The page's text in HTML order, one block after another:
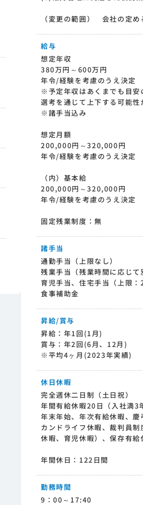
（変更の範囲） 会社の定め
給与
想定年収
380万円～600万円
年令/経験を考慮のうえ決定
※予定年収はあくまでも目安
選考を通じて上下する可能性
※諸手当込み
想定月額
200,000円～320,000円
年令/経験を考慮のうえ決定
（内）基本給
200,000円～320,000円
年令/経験を考慮のうえ決定
固定残業制度：無
諸手当
通勤手当（上限なし）
残業手当（残業時間に応じて
育児手当、住宅手当（上限：
食事補助金
昇給/賞与
昇給：年1回(1月)
賞与：年2回(6月、12月)
※平均4ヶ月(2023年実績)
休日休暇
完全週休二日制（土日祝）
年間有給休暇20日（入社満3
年末年始、年次有給休暇、
カンドライフ休暇、裁判員制
休暇、育児休暇）、保存有給
年間休日：122日間
勤務時間
9：00～17:40